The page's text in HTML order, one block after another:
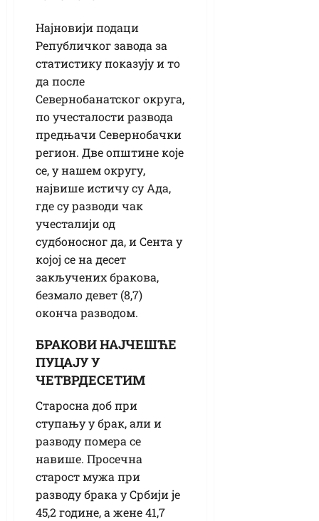
Најновији подаци
Републичког завода за
статистику показују и то
да после
Севернобанатског округа,
по учесталости развода
предњачи Севернобачки
регион. Две општине које
се, у нашем округу,
највише истичу су Ада,
где су разводи чак
учесталији од
судбоносног да, и Сента у
којој се на десет
закључених бракова,
безмало девет (8,7)
оконча разводом.
БРАКОВИ НАЈЧЕШЋЕ
ПУЦАЈУ У
ЧЕТВРДЕСЕТИМ
Старосна доб при
ступању у брак, али и
разводу помера се
навише. Просечна
старост мужа при
разводу брака у Србији је
45,2 године, а жене 41,7